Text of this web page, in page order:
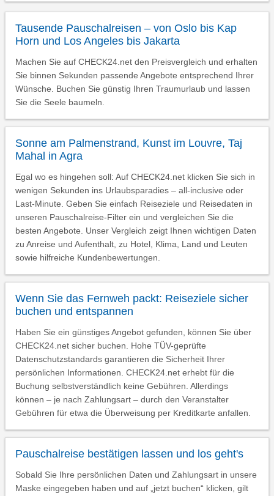
Tausende Pauschalreisen – von Oslo bis Kap
Horn und Los Angeles bis Jakarta
Machen Sie auf CHECK24.net den Preisvergleich und erhalten
Sie binnen Sekunden passende Angebote entsprechend Ihrer
Wünsche. Buchen Sie günstig Ihren Traumurlaub und lassen
Sie die Seele baumeln.
Sonne am Palmenstrand, Kunst im Louvre, Taj
Mahal in Agra
Egal wo es hingehen soll: Auf CHECK24.net klicken Sie sich in
wenigen Sekunden ins Urlaubsparadies – all-inclusive oder
Last-Minute. Geben Sie einfach Reiseziele und Reisedaten in
unseren Pauschalreise-Filter ein und vergleichen Sie die
besten Angebote. Unser Vergleich zeigt Ihnen wichtigen Daten
zu Anreise und Aufenthalt, zu Hotel, Klima, Land und Leuten
sowie hilfreiche Kundenbewertungen.
Wenn Sie das Fernweh packt: Reiseziele sicher
buchen und entspannen
Haben Sie ein günstiges Angebot gefunden, können Sie über
CHECK24.net sicher buchen. Hohe TÜV-geprüfte
Datenschutzstandards garantieren die Sicherheit Ihrer
persönlichen Informationen. CHECK24.net erhebt für die
Buchung selbstverständlich keine Gebühren. Allerdings
können – je nach Zahlungsart – durch den Veranstalter
Gebühren für etwa die Überweisung per Kreditkarte anfallen.
Pauschalreise bestätigen lassen und los geht's
Sobald Sie Ihre persönlichen Daten und Zahlungsart in unsere
Maske eingegeben haben und auf „jetzt buchen“ klicken, gilt